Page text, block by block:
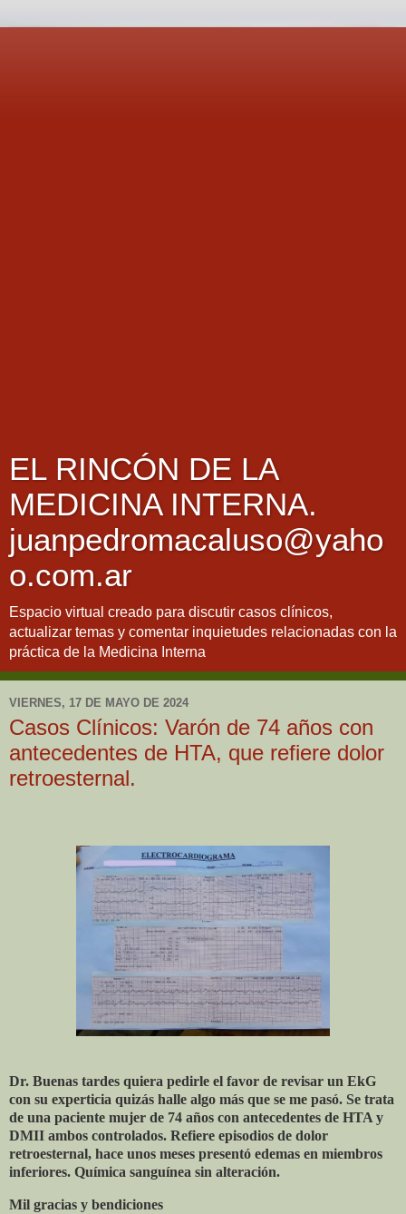
EL RINCÓN DE LA
MEDICINA INTERNA.
juanpedromacaluso@yaho
o.com.ar
Espacio virtual creado para discutir casos clínicos,
actualizar temas y comentar inquietudes relacionadas con la
práctica de la Medicina Interna
VIERNES, 17 DE MAYO DE 2024
Casos Clínicos: Varón de 74 años con
antecedentes de HTA, que refiere dolor
retroesternal.
Dr. Buenas tardes quiera pedirle el favor de revisar un EkG
con su experticia quizás halle algo más que se me pasó. Se trata
de una paciente mujer de 74 años con antecedentes de HTA y
DMII ambos controlados. Refiere episodios de dolor
retroesternal, hace unos meses presentó edemas en miembros
inferiores. Química sanguínea sin alteración.
Mil gracias y bendiciones